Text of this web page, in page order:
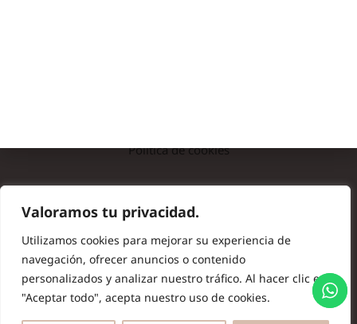
Valoramos tu privacidad.
Utilizamos cookies para mejorar su experiencia de
navegación, ofrecer anuncios o contenido
personalizados y analizar nuestro tráfico. Al hacer clic en
"Aceptar todo", acepta nuestro uso de cookies.
Política de cookies
© Copyright 2024 Batas de Colegio Originales. Todos los
derechos reservados.